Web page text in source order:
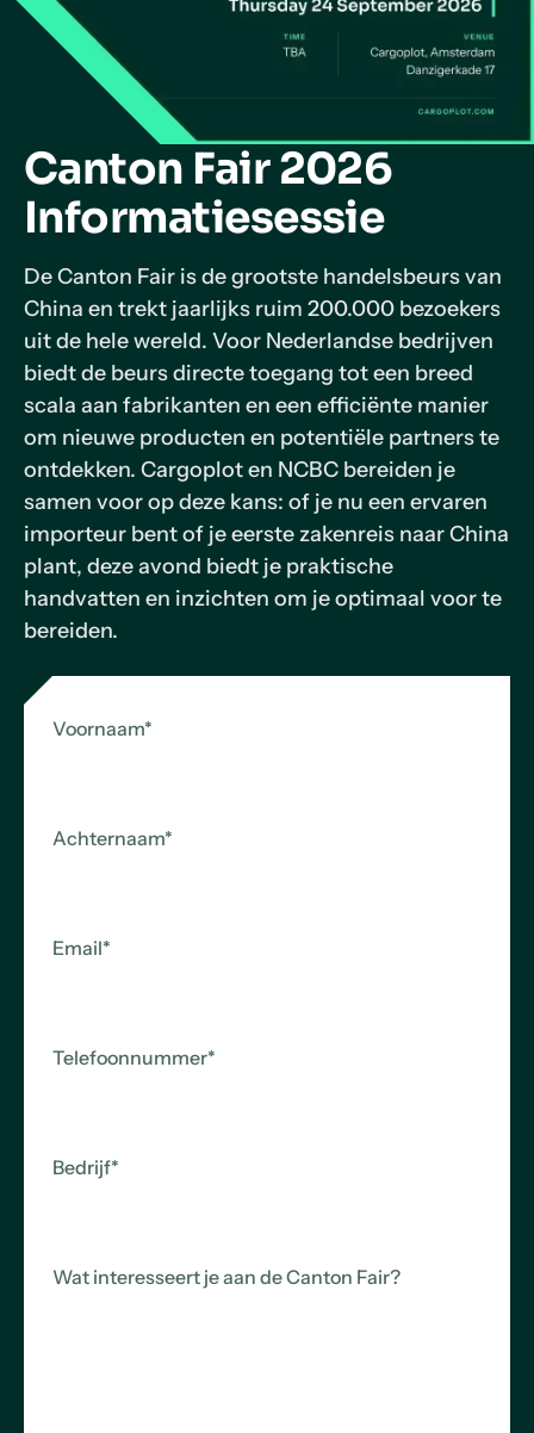
Canton Fair 2026
Informatiesessie
De Canton Fair is de grootste handelsbeurs van
China en trekt jaarlijks ruim 200.000 bezoekers
uit de hele wereld. Voor Nederlandse bedrijven
biedt de beurs directe toegang tot een breed
scala aan fabrikanten en een efficiënte manier
om nieuwe producten en potentiële partners te
ontdekken. Cargoplot en NCBC bereiden je
samen voor op deze kans: of je nu een ervaren
importeur bent of je eerste zakenreis naar China
plant, deze avond biedt je praktische
handvatten en inzichten om je optimaal voor te
bereiden.
Voornaam*
Achternaam*
Email*
Telefoonnummer*
Bedrijf*
Wat interesseert je aan de Canton Fair?